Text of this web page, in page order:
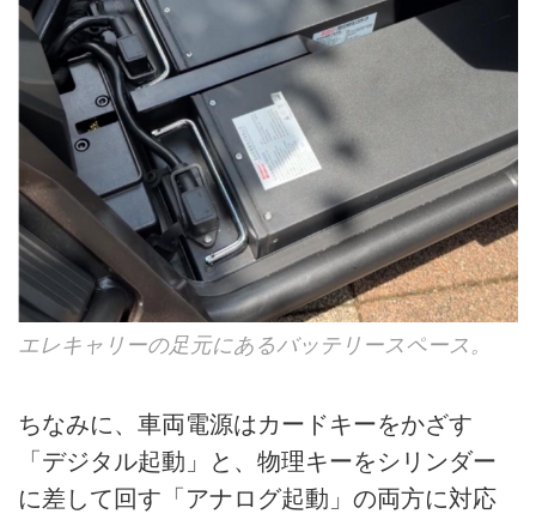
エレキャリーの足元にあるバッテリースペース。
ちなみに、車両電源はカードキーをかざす
「デジタル起動」と、物理キーをシリンダー
に差して回す「アナログ起動」の両方に対応